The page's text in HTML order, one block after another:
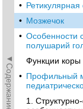
◄Содержание◄
•
• Мозжечок
• Особенности
полушарий
Функции коры
• Профильный
1.